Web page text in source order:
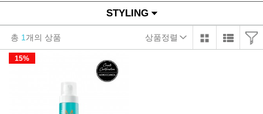
STYLING
총 1개의 상품 상품정렬
15%